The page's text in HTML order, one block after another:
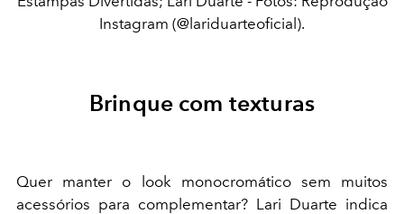
Instagram (@lariduarteoficial).
Brinque com texturas
Quer manter o look monocromático sem muitos
acessórios para complementar? Lari Duarte indica